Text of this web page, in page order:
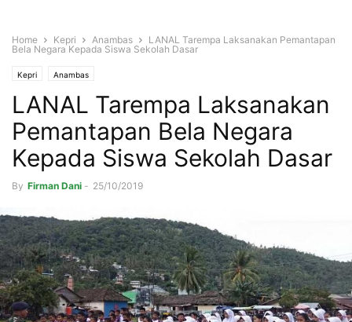
Home Kepri Anambas
LANAL Tarempa Laksanakan Pemantapan
Bela Negara Kepada Siswa Sekolah Dasar
Kepri Anambas
LANAL Tarempa Laksanakan
Pemantapan Bela Negara
Kepada Siswa Sekolah Dasar
By Firman Dani - 25/10/2019